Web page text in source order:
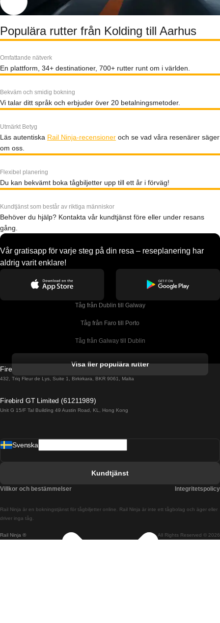
Populära rutter från Kolding till Aarhus
Omfattande nätverk
En plattform, 34+ destinationer, 700+ rutter runt om i världen.
Bekväm och smidig bokning
Vi talar ditt språk och erbjuder över 20 betalningsmetoder.
Utmärkt Betyg
Läs autentiska Rail Ninja-recensioner och se vad våra resenärer säger
om oss.
Flexibel planering
Du kan bekvämt boka tågbiljetter upp till ett år i förväg!
Kundtjänst som består av riktiga människor
Behöver du hjälp? Kontakta vår kundtjänst före eller under resans
gång.
Vår gratisapp för varje steg på din resa – reseplanering har
aldrig varit enklare!
Tåg från Dublin till Galway
Tåg från Faro till Porto
Tåg från Galway till Dublin
Tåg från Porto till Faro
Tåg från Barcelona till Madrid
Tåg från Budapest till Bratislava
Visa fler populära rutter
Firebird GT Limited (OC 1451)
432, Triq Fleur de Lys, Suite 1, Birkirkara, BKR 9061, Malta
Firebird GT Limited (61211989)
Unit G 15/F Tal Building 49 Austin Road, KL, Hong Kong
Rail Ninja ® All Rights Reserved © 2026
Rail Ninja är en bokningstjänst för tågbiljetter online. Rail Ninja är inte ett tågbolag och äger eller
driver inga tåg.
Svenska
Kundtjänst
Villkor och bestämmelser Integritetspolicy